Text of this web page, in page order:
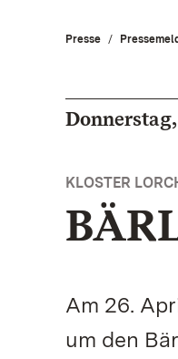
Presse
KLOSTER
Am 26.
um den